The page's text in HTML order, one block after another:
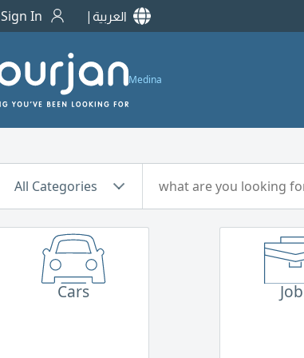
Sign In العربية
Medina
All Categories
Cars